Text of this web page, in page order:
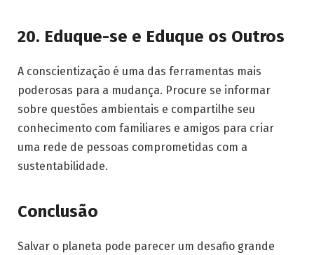
20. Eduque-se e Eduque os Outros
A conscientização é uma das ferramentas mais
poderosas para a mudança. Procure se informar
sobre questões ambientais e compartilhe seu
conhecimento com familiares e amigos para criar
uma rede de pessoas comprometidas com a
sustentabilidade.
Conclusão
Salvar o planeta pode parecer um desafio grande